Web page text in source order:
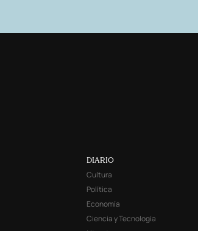
DIARIO
Cultura
Política
Economía
Ciencia y Tecnología